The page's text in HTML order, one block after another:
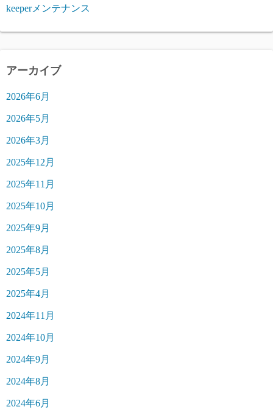
keeperメンテナンス
アーカイブ
2026年6月
2026年5月
2026年3月
2025年12月
2025年11月
2025年10月
2025年9月
2025年8月
2025年5月
2025年4月
2024年11月
2024年10月
2024年9月
2024年8月
2024年6月